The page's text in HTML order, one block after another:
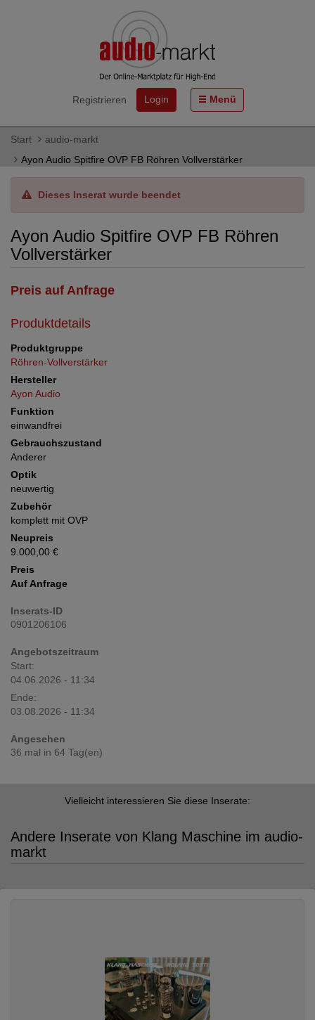
Registrieren Login Menü
Start
audio-markt
Ayon Audio Spitfire OVP FB Röhren Vollverstärker
Dieses Inserat wurde beendet
Ayon Audio Spitfire OVP FB Röhren
Vollverstärker
Preis auf Anfrage
Produktdetails
Produktgruppe
Röhren-Vollverstärker
Hersteller
Ayon Audio
Funktion
einwandfrei
Gebrauchszustand
Anderer
Optik
neuwertig
Zubehör
komplett mit OVP
Neupreis
9.000,00 €
Preis
Auf Anfrage
Inserats-ID
0901206106
Angebotszeitraum
Start:
04.06.2026 - 11:34
Ende:
03.08.2026 - 11:34
Angesehen
36 mal in 64 Tag(en)
Vielleicht interessieren Sie diese Inserate:
Andere Inserate von Klang Maschine im audio-
markt